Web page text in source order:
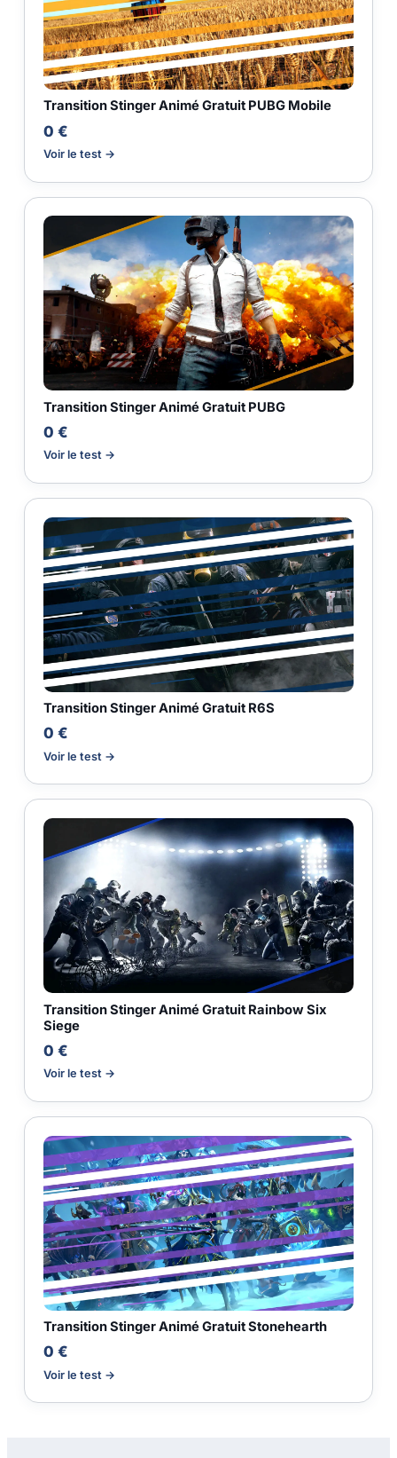
Transition Stinger Animé Gratuit PUBG Mobile
0 €
Voir le test →
Transition Stinger Animé Gratuit PUBG
0 €
Voir le test →
Transition Stinger Animé Gratuit R6S
0 €
Voir le test →
Transition Stinger Animé Gratuit Rainbow Six
Siege
0 €
Voir le test →
Transition Stinger Animé Gratuit Stonehearth
0 €
Voir le test →